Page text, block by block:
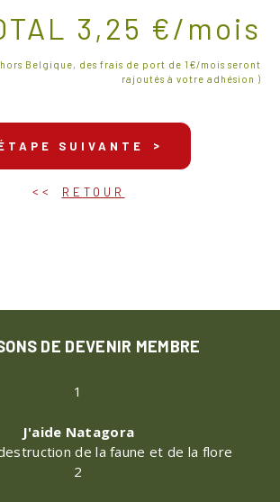
3,25 €/mois
Belgique, des frais de port de 1€/mois seront
rajoutés à votre adhésion )
SUIVANTE
RETOUR
DE DEVENIR MEMBRE
1
J'aide Natagora
de la faune et de la flore
2